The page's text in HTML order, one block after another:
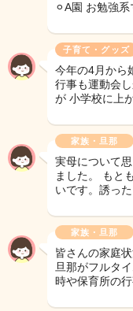
⚪︎A園 お勉強
子育て・グッズ
今年の4月から
行事も運動会
が 小学校に上
家族・旦那
実母について
ました。 もと
いです。誘っ
家族・旦那
皆さんの家庭
旦那がフルタ
時や保育所の